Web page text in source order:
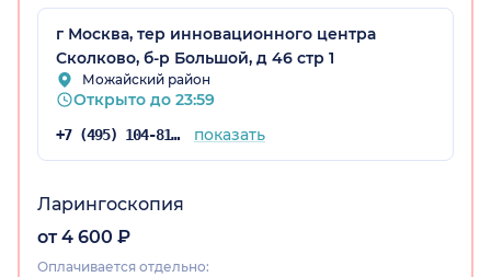
г Москва, тер инновационного центра
Сколково, б-р Большой, д 46 стр 1
Можайский район
Открыто до 23:59
+7 (495) 104-81-22 показать
Ларингоскопия
от 4 600 ₽
Оплачивается отдельно: